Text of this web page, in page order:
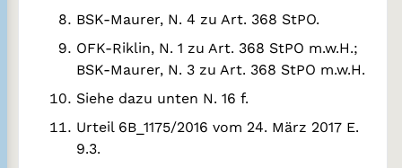
BSK-Maurer, N. 4 zu Art. 368 StPO.
OFK-Riklin, N. 1 zu Art. 368 StPO m.w.H.;
BSK-Maurer, N. 3 zu Art. 368 StPO m.w.H.
Siehe dazu unten N. 16 f.
Urteil 6B_1175/2016 vom 24. März 2017 E.
9.3.